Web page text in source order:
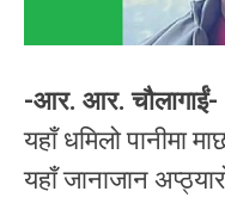
-आर. आर. चौलागाईं-
यहाँ धमिलो पानीमा
यहाँ जानाजान